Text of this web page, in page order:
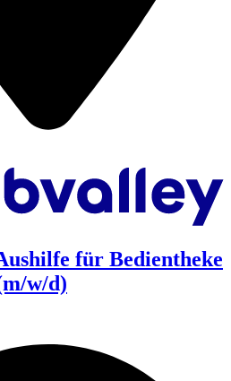
für Bedientheke
w/d)